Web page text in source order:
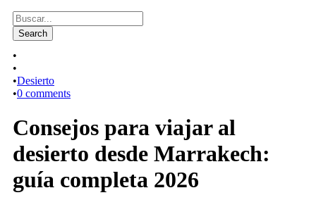
•
•
•Desierto
•0 comments
Consejos para viajar al
desierto desde Marrakech:
guía completa 2026